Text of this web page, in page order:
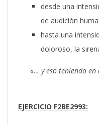
desde una
de audición
hasta una
doloroso, la
«… y eso teniendo
EJERCICIO F2BE2993: